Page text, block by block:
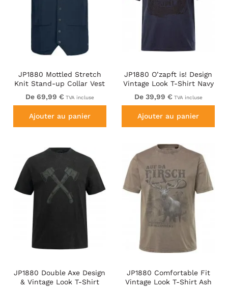
JP1880 Mottled Stretch
Knit Stand-up Collar Vest
Navy Blue
De 69,99 € TVA incluse
Ajouter au panier
JP1880 O’zapft is! Design
Vintage Look T-Shirt Navy
Blue
De 39,99 € TVA incluse
Ajouter au panier
JP1880 Double Axe Design
& Vintage Look T-Shirt
JP1880 Comfortable Fit
Vintage Look T-Shirt Ash